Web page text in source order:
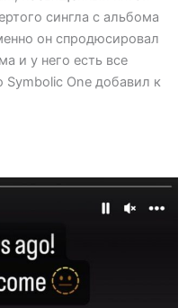
сингла с альбома
он спродюсировал
и у него есть все
Symbolic One добавил к